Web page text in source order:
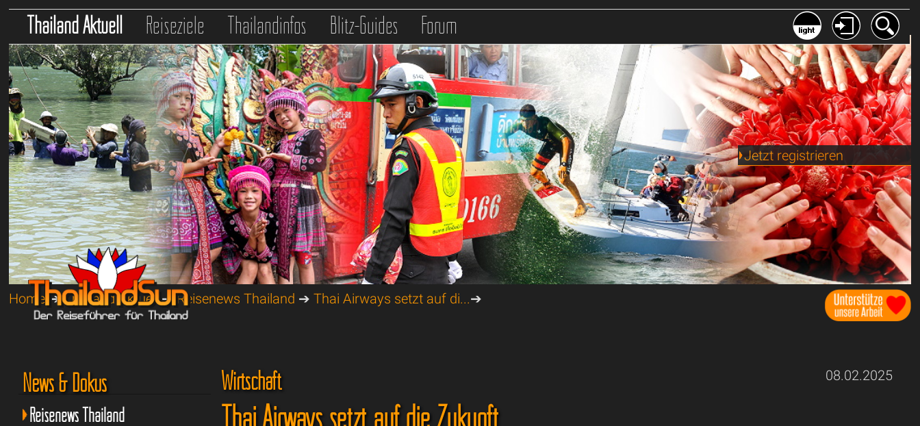
Thailand Aktuell Reiseziele Thailandinfos Blitz-Guides Forum
Jetzt registrieren
Home➔Thailand Aktuell➔Reisenews Thailand ➔Thai Airways setzt auf di...➔
08.02.2025
Wirtschaft
News & Dokus
Reisenews Thailand